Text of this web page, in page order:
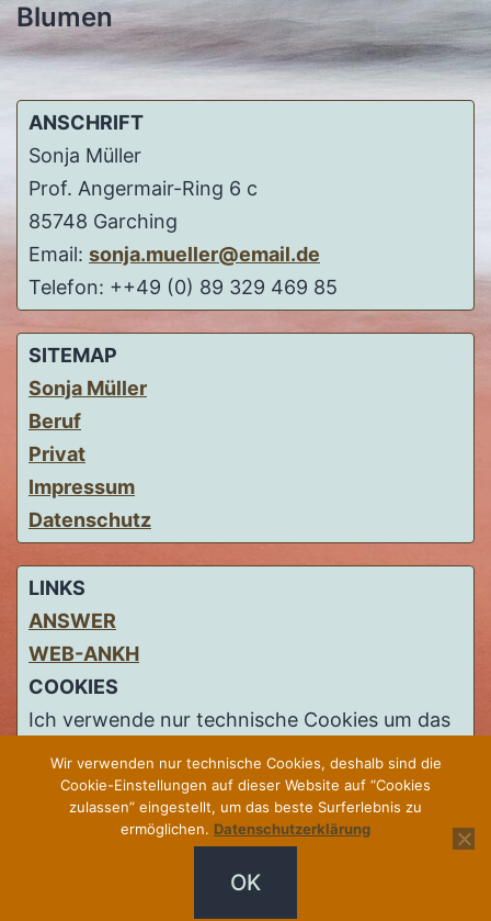
Blumen
ANSCHRIFT
Sonja Müller
Prof. Angermair-Ring 6 c
85748 Garching
Email: sonja.mueller@email.de
Telefon: ++49 (0) 89 329 469 85
SITEMAP
Sonja Müller
Beruf
Privat
Impressum
Datenschutz
LINKS
ANSWER
WEB-ANKH
COOKIES
Ich verwende nur technische Cookies um das
beste Surferlebnis zu ermöglichen. Deshalb
sind die Cookie-Einstellungen auf meiner
Website auf“Cookies zulassen”eingestellt.
Weitere Informationen finden Sie auf meiner
Datenschutzerklärung
Wir verwenden nur technische Cookies, deshalb sind die
Cookie-Einstellungen auf dieser Website auf “Cookies
zulassen” eingestellt, um das beste Surferlebnis zu
ermöglichen. Datenschutzerklärung
OK